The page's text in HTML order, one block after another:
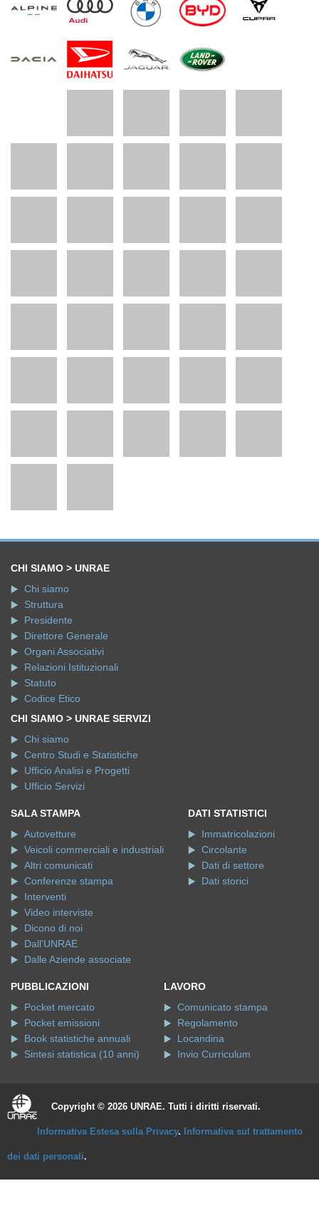
CHI SIAMO > UNRAE
Chi siamo
Struttura
Presidente
Direttore Generale
Organi Associativi
Relazioni Istituzionali
Statuto
Codice Etico
CHI SIAMO > UNRAE SERVIZI
Chi siamo
Centro Studi e Statistiche
Ufficio Analisi e Progetti
Ufficio Servizi
SALA STAMPA
Autovetture
Veicoli commerciali e industriali
Altri comunicati
Conferenze stampa
Interventi
Video interviste
Dicono di noi
Dall'UNRAE
Dalle Aziende associate
DATI STATISTICI
Immatricolazioni
Circolante
Dati di settore
Dati storici
PUBBLICAZIONI
Pocket mercato
Pocket emissioni
Book statistiche annuali
Sintesi statistica (10 anni)
LAVORO
Comunicato stampa
Regolamento
Locandina
Invio Curriculum
Copyright © 2026 UNRAE. Tutti i diritti riservati.
Informativa Estesa sulla Privacy. Informativa sul trattamento
dei dati personali.